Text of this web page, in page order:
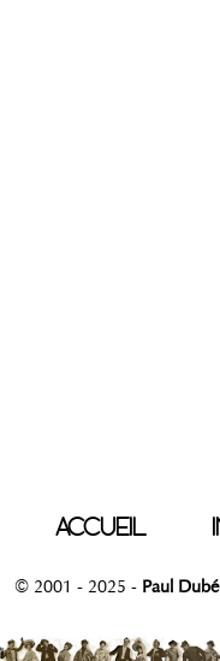
ACCUEIL
© 2001 - 2025 - Paul